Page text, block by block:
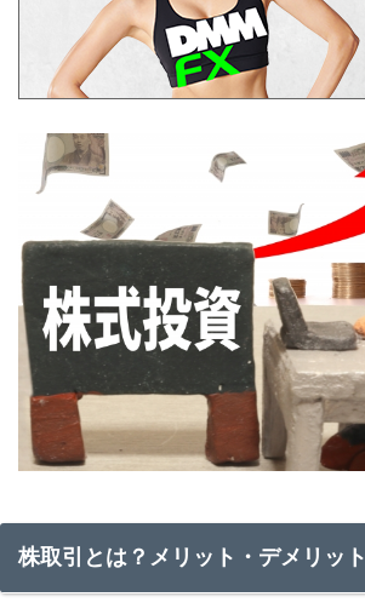
株取引とは？メリット・デメリット